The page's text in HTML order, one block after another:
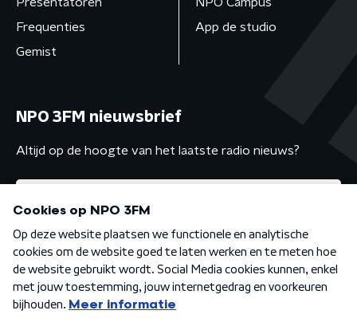
Frequenties
Gemist
App de studio
NPO 3FM nieuwsbrief
Altijd op de hoogte van het laatste radio nieuws?
Algemene voorwaarden Privacybeleid